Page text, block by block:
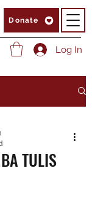
Donate
Log In
TULIS